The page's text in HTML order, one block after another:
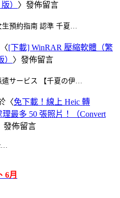
） 〉發佈留言
生預約指南 認準 千夏…
[下載] WinRAR 壓縮軟體（繁
〉發佈留言
サービス 【千夏の伊…
〈免下載！線上 Heic 轉
最多 50 張照片！（Convert
發佈留言
6月